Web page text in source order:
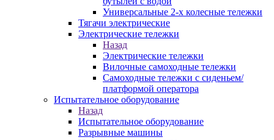
Универсальные 2-х колесные тележки
Тягачи электрические
Электрические тележки
Назад
Электрические тележки
Вилочные самоходные тележки
Самоходные тележки с сиденьем/
платформой оператора
Испытательное оборудование
Назад
Испытательное оборудование
Разрывные машины